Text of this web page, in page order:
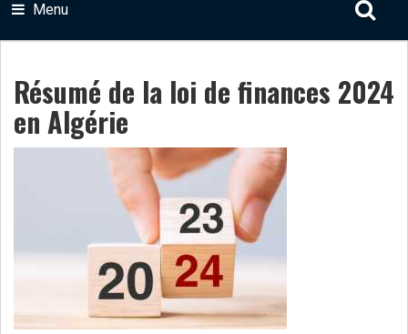
Menu
Résumé de la loi de finances 2024
en Algérie